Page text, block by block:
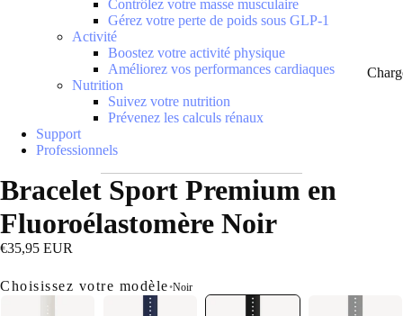
Contrôlez votre masse musculaire
Gérez votre perte de poids sous GLP-1
Activité
Boostez votre activité physique
Améliorez vos performances cardiaques
Nutrition
Suivez votre nutrition
Prévenez les calculs rénaux
Support
Professionnels
Bracelet Sport Premium en
Fluoroélastomère Noir
€35,95 EUR
Choisissez votre modèle•Noir